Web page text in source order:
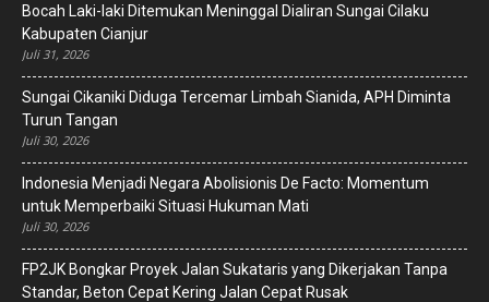
Bocah Laki-laki Ditemukan Meninggal Dialiran Sungai Cilaku
Kabupaten Cianjur
Juli 31, 2026
Sungai Cikaniki Diduga Tercemar Limbah Sianida, APH Diminta
Turun Tangan
Juli 30, 2026
‎Indonesia Menjadi Negara Abolisionis De Facto: Momentum
untuk Memperbaiki Situasi Hukuman Mati
Juli 30, 2026
FP2JK Bongkar Proyek Jalan Sukataris yang Dikerjakan Tanpa
Standar, Beton Cepat Kering Jalan Cepat Rusak